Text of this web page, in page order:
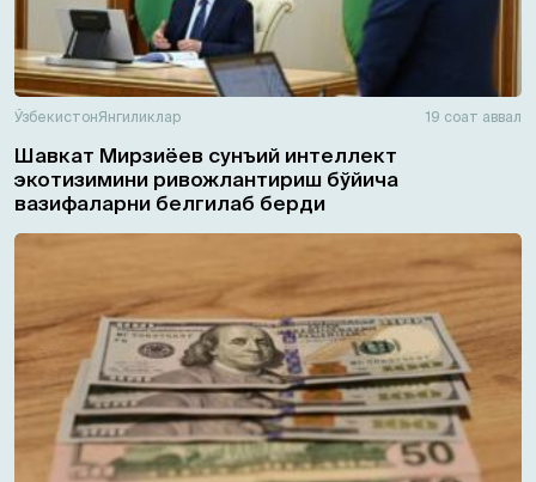
ЎзбекистонЯнгиликлар 19 соат аввал
Шавкат Мирзиёев сунъий интеллект
экотизимини ривожлантириш бўйича
вазифаларни белгилаб берди